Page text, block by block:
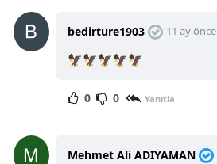
bedirture1903 11 ay önce
🦅🦅🦅🦅🦅
0 0 Yanıtla
Mehmet Ali ADIYAMAN